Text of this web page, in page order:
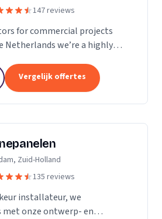
147 reviews
for commercial projects
Netherlands we’re a highly
maintenance of electrical
Vergelijk offertes
Zuid-Holland
135 reviews
installateur, we
met onze ontwerp- en